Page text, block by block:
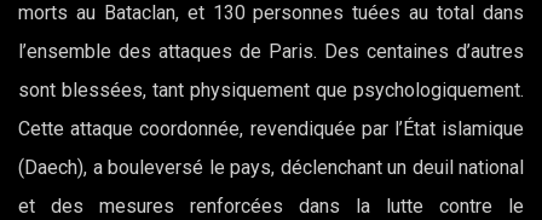
morts au Bataclan, et 130 personnes tuées au total dans
l’ensemble des attaques de Paris. Des centaines d’autres
sont blessées, tant physiquement que psychologiquement.
Cette attaque coordonnée, revendiquée par l’État islamique
(Daech), a bouleversé le pays, déclenchant un deuil national
et des mesures renforcées dans la lutte contre le